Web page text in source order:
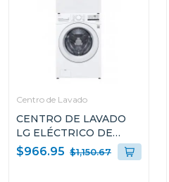
Centro de Lavado
CENTRO DE LAVADO
LG ELÉCTRICO DE
20KG WM20/DF20
$966.95 $1,150.67